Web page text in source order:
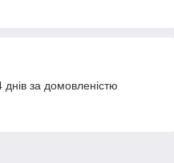
за домовленістю